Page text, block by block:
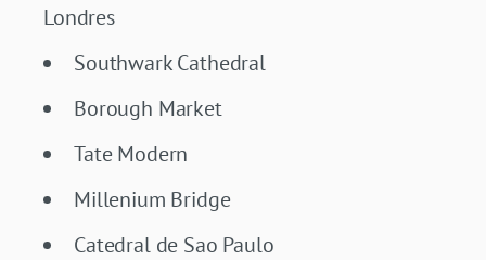
Londres
Southwark Cathedral
Borough Market
Tate Modern
Millenium Bridge
Catedral de Sao Paulo